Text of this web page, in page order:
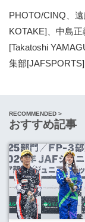
PHOTO/CINQ、
KOTAKE]、中島
[Takatoshi
集部[JAFSPORTS]
RECOMMENDED >
おすすめ記事